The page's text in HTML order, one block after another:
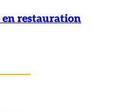
restauration